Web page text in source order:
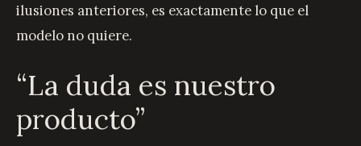
ilusiones anteriores, es exactamente lo que el
modelo no quiere.
“La duda es nuestro
producto”